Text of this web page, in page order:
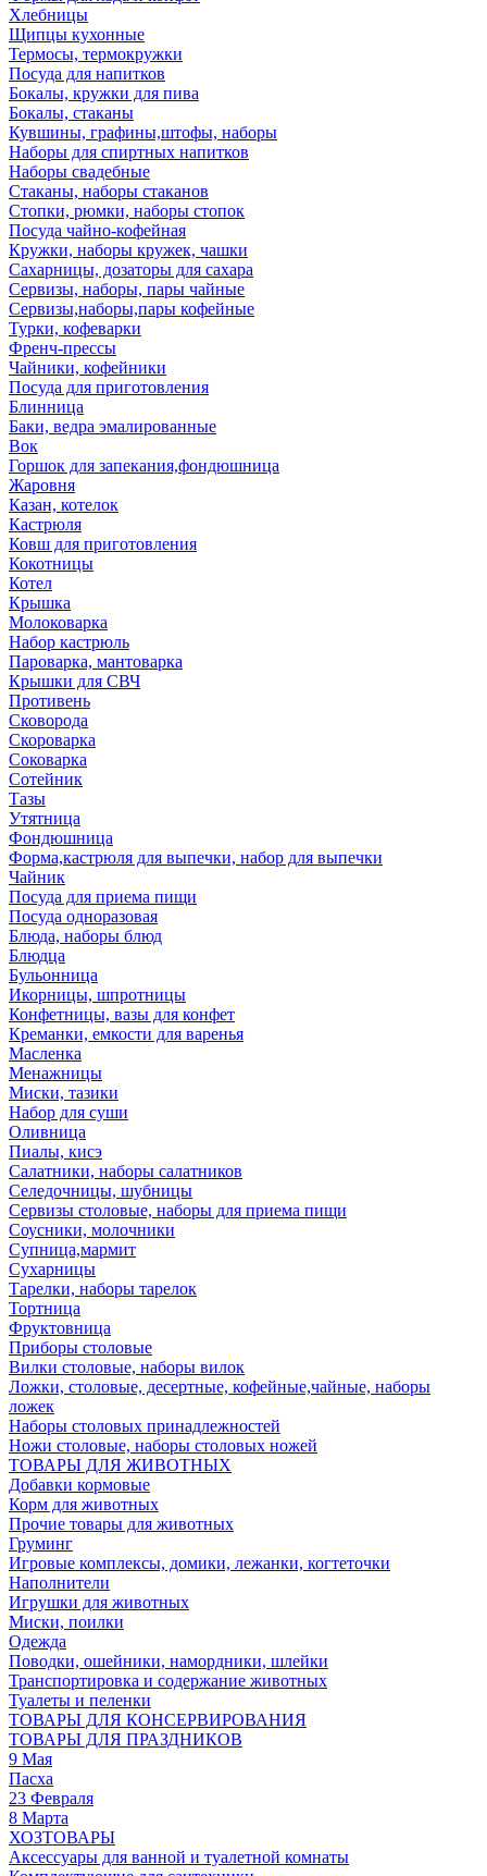
Хлебницы
Щипцы кухонные
Термосы, термокружки
Посуда для напитков
Бокалы, кружки для пива
Бокалы, стаканы
Кувшины, графины,штофы, наборы
Наборы для спиртных напитков
Наборы свадебные
Стаканы, наборы стаканов
Стопки, рюмки, наборы стопок
Посуда чайно-кофейная
Кружки, наборы кружек, чашки
Сахарницы, дозаторы для сахара
Сервизы, наборы, пары чайные
Сервизы,наборы,пары кофейные
Турки, кофеварки
Френч-прессы
Чайники, кофейники
Посуда для приготовления
Блинница
Баки, ведра эмалированные
Вок
Горшок для запекания,фондюшница
Жаровня
Казан, котелок
Кастрюля
Ковш для приготовления
Кокотницы
Котел
Крышка
Молоковарка
Набор кастрюль
Пароварка, мантоварка
Крышки для СВЧ
Противень
Сковорода
Скороварка
Соковарка
Сотейник
Тазы
Утятница
Фондюшница
Форма,кастрюля для выпечки, набор для выпечки
Чайник
Посуда для приема пищи
Посуда одноразовая
Блюда, наборы блюд
Блюдца
Бульонница
Икорницы, шпротницы
Конфетницы, вазы для конфет
Креманки, емкости для варенья
Масленка
Менажницы
Миски, тазики
Набор для суши
Оливница
Пиалы, кисэ
Салатники, наборы салатников
Селедочницы, шубницы
Сервизы столовые, наборы для приема пищи
Соусники, молочники
Супница,мармит
Сухарницы
Тарелки, наборы тарелок
Тортница
Фруктовница
Приборы столовые
Вилки столовые, наборы вилок
Ложки, столовые, десертные, кофейные,чайные, наборы
ложек
Наборы столовых принадлежностей
Ножи столовые, наборы столовых ножей
ТОВАРЫ ДЛЯ ЖИВОТНЫХ
Добавки кормовые
Корм для животных
Прочие товары для животных
Груминг
Игровые комплексы, домики, лежанки, когтеточки
Наполнители
Игрушки для животных
Миски, поилки
Одежда
Поводки, ошейники, намордники, шлейки
Транспортировка и содержание животных
Туалеты и пеленки
ТОВАРЫ ДЛЯ КОНСЕРВИРОВАНИЯ
ТОВАРЫ ДЛЯ ПРАЗДНИКОВ
9 Мая
Пасха
23 Февраля
8 Марта
ХОЗТОВАРЫ
Аксессуары для ванной и туалетной комнаты